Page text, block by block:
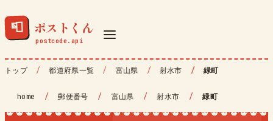
📮 ポストくん
トップ 都道府県一覧 富山県 射水市 緑町
home / 郵便番号 / 富山県 / 射水市 / 緑町